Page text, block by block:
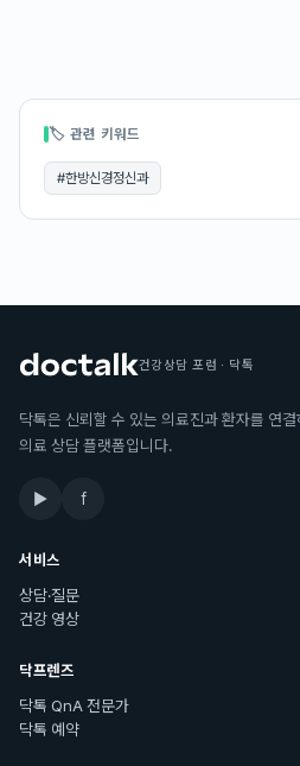
🏷 관련 키워드
#한방신경정신과
건강상담 포럼 · 닥톡
닥톡은 신뢰할 수 있는 의료진과 환자를 연
의료 상담 플랫폼입니다.
▶ f
서비스
상담·질문
건강 영상
닥프렌즈
닥톡 QnA 전문가
닥톡 예약